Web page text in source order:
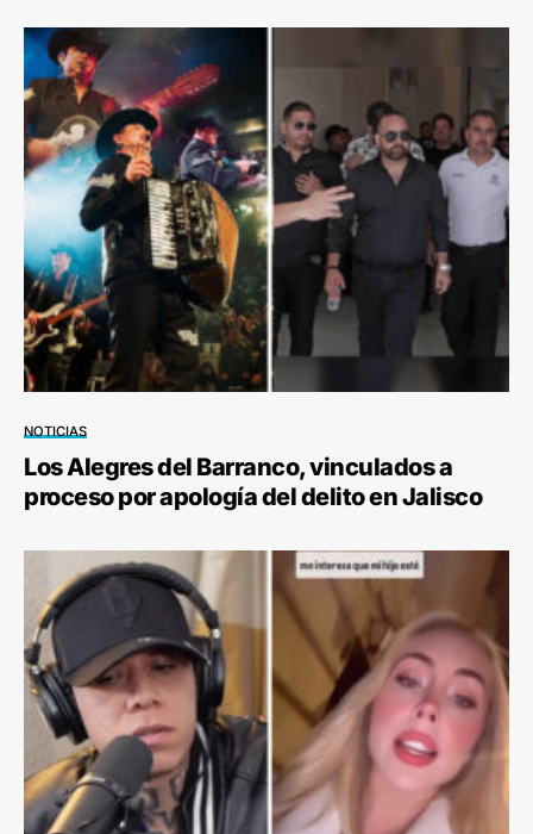
NOTICIAS
Los Alegres del Barranco, vinculados a
proceso por apología del delito en Jalisco